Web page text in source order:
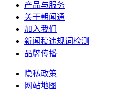
产品与服务
关于朝闻通
加入我们
新闻稿违规词检测
品牌传播
隐私政策
网站地图